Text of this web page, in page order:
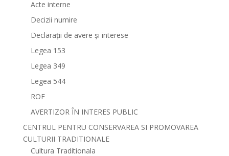
Acte interne
Decizii numire
Declarații de avere și interese
Legea 153
Legea 349
Legea 544
ROF
AVERTIZOR ÎN INTERES PUBLIC
CENTRUL PENTRU CONSERVAREA SI PROMOVAREA
CULTURII TRADITIONALE
Cultura Traditionala